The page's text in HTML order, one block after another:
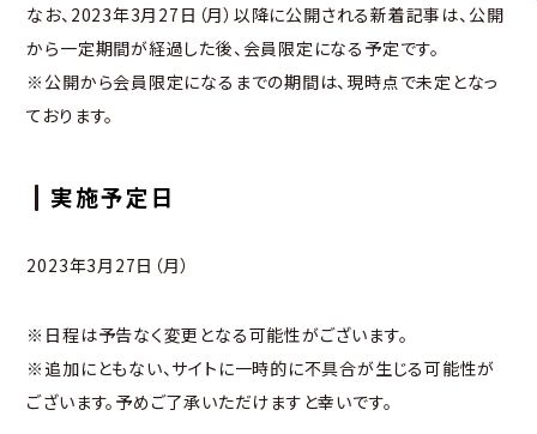
なお、2023年3月27日（月）以降に公開される新着記事は、公開
から一定期間が経過した後、会員限定になる予定です。
※公開から会員限定になるまでの期間は、現時点で未定となっ
ております。
実施予定日
2023年3月27日（月）
※日程は予告なく変更となる可能性がございます。
※追加にともない、サイトに一時的に不具合が生じる可能性が
ございます。予めご了承いただけますと幸いです。